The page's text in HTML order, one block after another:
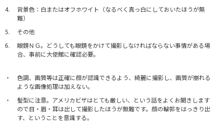
背景色：白またはオフホワイト（なるべく真っ白にしておいたほうが無
難）
その他
眼鏡ＮＧ。どうしても眼鏡をかけて撮影しなければならない事情がある場
合、事前に大使館に確認必要。
色調、画質等は正確に顔が認識できるよう、綺麗に撮影し、画質が崩れる
ような画像処理は加えない。
髪型に注意。アメリカビザはとても厳しい、という話をよくお聞きします
ので目・眉・耳は出して撮影したほうが無難です。顔の輪郭をはっきり出
す、ということを意識する。